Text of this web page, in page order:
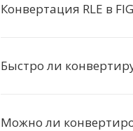
Конвертация RLE в
Быстро ли
Можно ли